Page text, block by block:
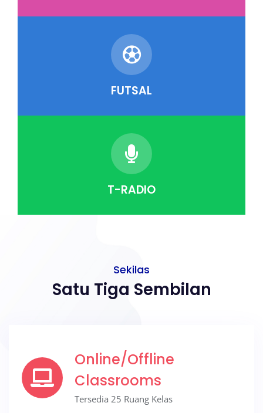
FUTSAL
T-RADIO
Sekilas
Satu Tiga Sembilan
Online/Offline
Classrooms
Tersedia 25 Ruang Kelas